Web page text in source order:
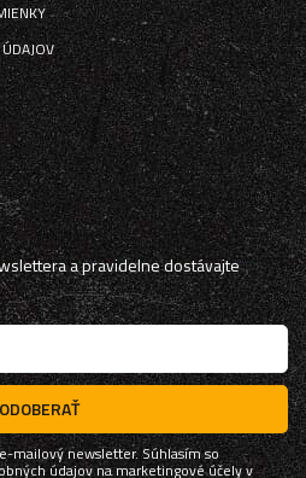
a pravidelne dostávajte
ODOBERAŤ
mailový newsletter. Súhlasím so
údajov na marketingové účely v